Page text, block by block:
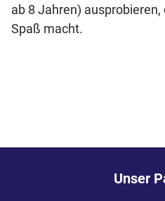
ab 8 Jahren)
Spaß macht.
Unser